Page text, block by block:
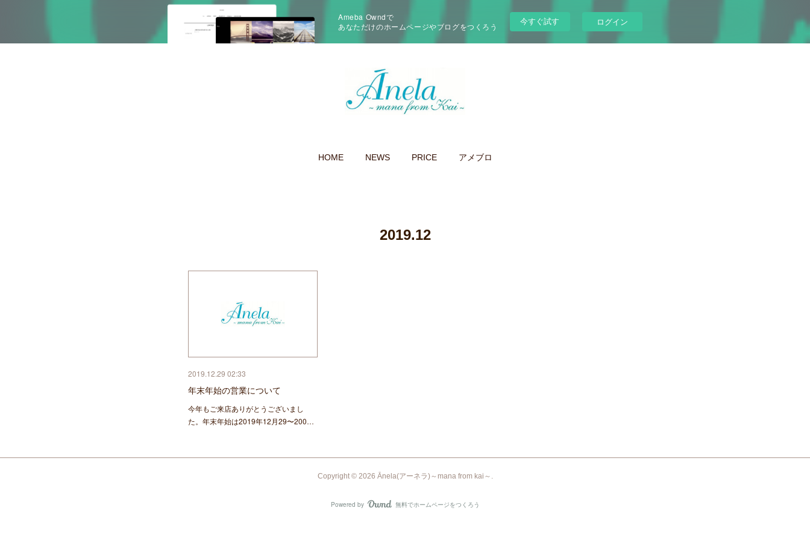
Ameba Owndで
あなただけのホームページやブログをつくろう
今すぐ試す ログイン
HOME NEWS PRICE アメブロ
2019.12
2019.12.29 02:33
年末年始の営業について
今年もご来店ありがとうございまし
た。年末年始は2019年12月29〜200…
Copyright © 2026 Ānela(アーネラ)～mana from kai～ .
Powered by AmebaOwnd
無料でホームページをつくろう